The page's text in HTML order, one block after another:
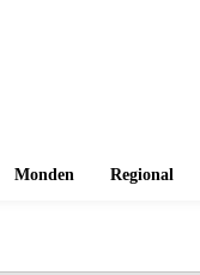
Monden Regional